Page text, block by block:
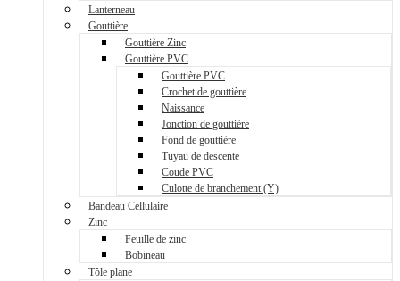
Lanterneau
Gouttière
Gouttière Zinc
Gouttière PVC
Gouttière PVC
Crochet de gouttière
Naissance
Jonction de gouttière
Fond de gouttière
Tuyau de descente
Coude PVC
Culotte de branchement (Y)
Bandeau Cellulaire
Zinc
Feuille de zinc
Bobineau
Tôle plane